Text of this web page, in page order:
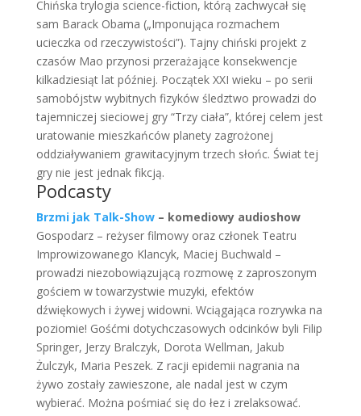
Chińska trylogia science-fiction, którą zachwycał się
sam Barack Obama („Imponująca rozmachem
ucieczka od rzeczywistości”). Tajny chiński projekt z
czasów Mao przynosi przerażające konsekwencje
kilkadziesiąt lat później. Początek XXI wieku – po serii
samobójstw wybitnych fizyków śledztwo prowadzi do
tajemniczej sieciowej gry “Trzy ciała”, której celem jest
uratowanie mieszkańców planety zagrożonej
oddziaływaniem grawitacyjnym trzech słońc. Świat tej
gry nie jest jednak fikcją.
Podcasty
Brzmi jak Talk-Show– komediowy audioshow
Gospodarz – reżyser filmowy oraz członek Teatru
Improwizowanego Klancyk, Maciej Buchwald –
prowadzi niezobowiązującą rozmowę z zaproszonym
gościem w towarzystwie muzyki, efektów
dźwiękowych i żywej widowni. Wciągająca rozrywka na
poziomie! Gośćmi dotychczasowych odcinków byli Filip
Springer, Jerzy Bralczyk, Dorota Wellman, Jakub
Żulczyk, Maria Peszek. Z racji epidemii nagrania na
żywo zostały zawieszone, ale nadal jest w czym
wybierać. Można pośmiać się do łez i zrelaksować.